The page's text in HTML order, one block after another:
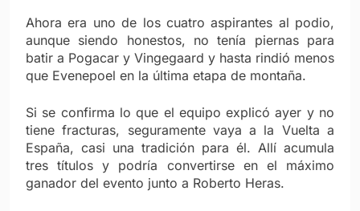
Ahora era uno de los cuatro aspirantes al podio,
aunque siendo honestos, no tenía piernas para
batir a Pogacar y Vingegaard y hasta rindió menos
que Evenepoel en la última etapa de montaña.
Si se confirma lo que el equipo explicó ayer y no
tiene fracturas, seguramente vaya a la Vuelta a
España, casi una tradición para él. Allí acumula
tres títulos y podría convertirse en el máximo
ganador del evento junto a Roberto Heras.